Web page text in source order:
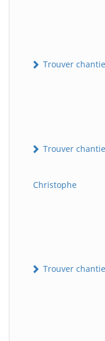
Trouver
Trouver
Christophe
Trouver